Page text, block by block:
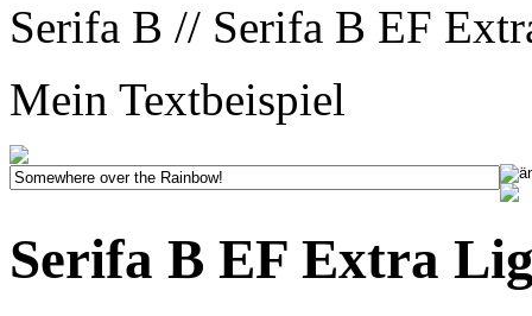
Serifa B // Serifa B EF
Mein Textbeispiel
Serifa B EF Extra